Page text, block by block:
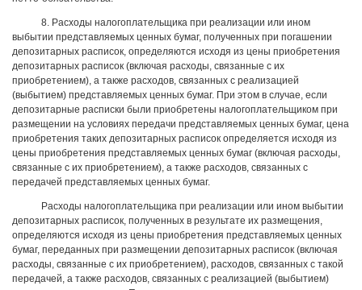
8. Расходы налогоплательщика при реализации или ином
выбытии представляемых ценных бумаг, полученных при погашении
депозитарных расписок, определяются исходя из цены приобретения
депозитарных расписок (включая расходы, связанные с их
приобретением), а также расходов, связанных с реализацией
(выбытием) представляемых ценных бумаг. При этом в случае, если
депозитарные расписки были приобретены налогоплательщиком при
размещении на условиях передачи представляемых ценных бумаг, цена
приобретения таких депозитарных расписок определяется исходя из
цены приобретения представляемых ценных бумаг (включая расходы,
связанные с их приобретением), а также расходов, связанных с
передачей представляемых ценных бумаг.
Расходы налогоплательщика при реализации или ином выбытии
депозитарных расписок, полученных в результате их размещения,
определяются исходя из цены приобретения представляемых ценных
бумаг, переданных при размещении депозитарных расписок (включая
расходы, связанные с их приобретением), расходов, связанных с такой
передачей, а также расходов, связанных с реализацией (выбытием)